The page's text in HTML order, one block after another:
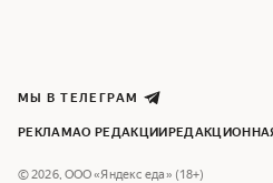
МЫ В ТЕЛЕГРАМ
РЕКЛАМАО РЕДАКЦИИ
©2026, ООО «Яндекс еда» (18+)